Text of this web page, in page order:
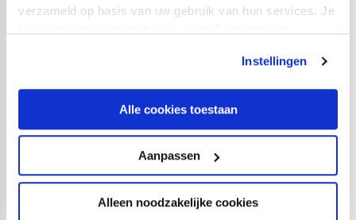
verzameld op basis van uw gebruik van hun services. Je
Instellingen
Alle cookies toestaan
Aanpassen
Alleen noodzakelijke cookies
Ingang 3 (Bunnik)
Ingang 5 (Zuid)
Hoofdingang
Dicht
Ingang 1 (Noord)